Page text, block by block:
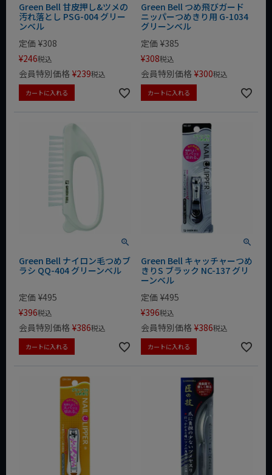
Green Bell 甘皮押し&ツメの
汚れ落とし PSG-004 グリー
ンベル
定価 ¥308
¥246税込
会員特別価格 ¥239税込
カートに入れる
Green Bell つめ飛びガード
ニッパーつめきり用 G-1034
グリーンベル
定価 ¥385
¥308税込
会員特別価格 ¥300税込
カートに入れる
Green Bell ナイロン毛つめブ
ラシ QQ-404 グリーンベル
定価 ¥495
¥396税込
会員特別価格 ¥386税込
カートに入れる
Green Bell キャッチャーつめ
きりS ブラック NC-137 グリ
ーンベル
定価 ¥495
¥396税込
会員特別価格 ¥386税込
カートに入れる